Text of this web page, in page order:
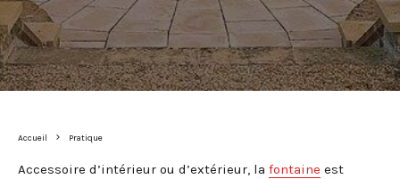
Accueil Pratique
Accessoire d’intérieur ou d’extérieur, la fontaine est